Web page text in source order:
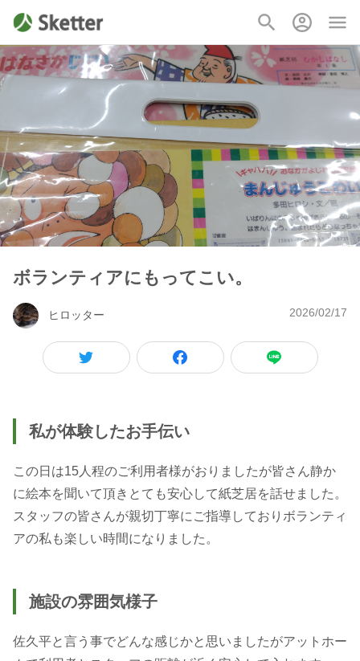
ボランティアにもってこい。
ヒロッター 2026/02/17
私が体験したお手伝い
この日は15人程のご利用者様がおりましたが皆さん静か
に絵本を聞いて頂きとても安心して紙芝居を話せました。
スタッフの皆さんが親切丁寧にご指導しておりボランティ
アの私も楽しい時間になりました。
施設の雰囲気様子
佐久平と言う事でどんな感じかと思いましたがアットホー